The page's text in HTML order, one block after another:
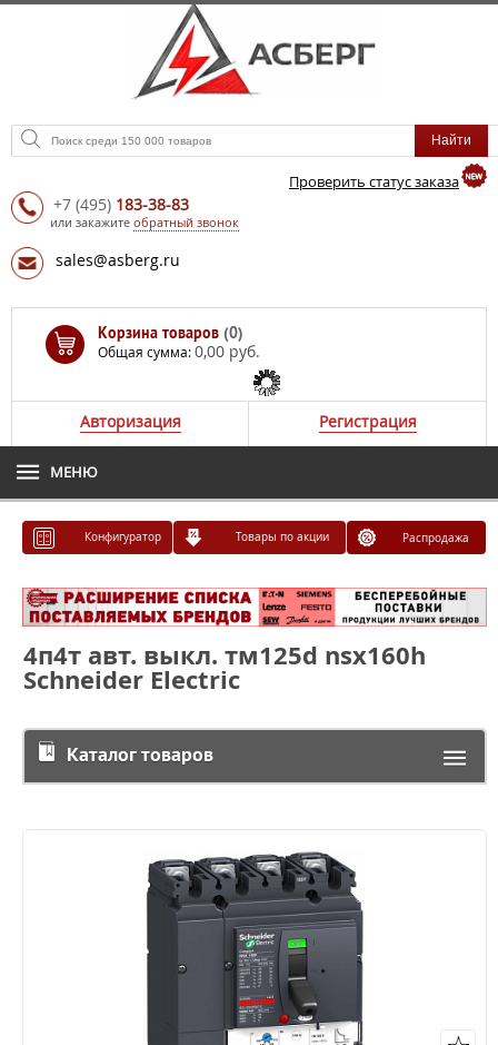
Проверить статус заказа
+7 (495) 183-38-83
или закажите обратный звонок
sales@asberg.ru
Корзина товаров (0)
Общая сумма:0,00 руб.
Авторизация Регистрация
МЕНЮ
Конфигуратор Товары по акции Распродажа
4п4т авт. выкл. тм125d nsx160h
Schneider Electric
Каталог товаров